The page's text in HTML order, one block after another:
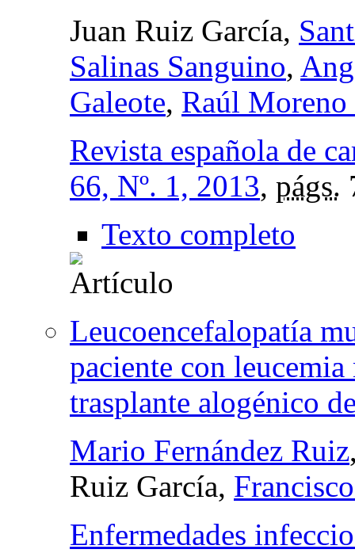
Juan Ruiz García,
Salinas Sanguino,
Galeote, Raúl Moreno
Revista española de
66, Nº. 1, 2013, págs.
Texto completo
Leucoencefalopatía
paciente con
trasplante alogénico
Mario Fernández Ruiz
Ruiz García,
Enfermedades